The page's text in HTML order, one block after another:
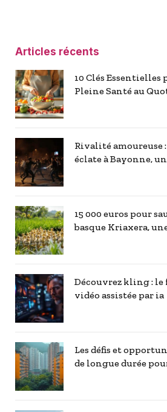
Articles récents
10 Clés Essentielles
Pleine Santé au
Rivalité amoureuse
éclate à Bayonne,
15 000 euros pour
basque Kriaxera,
Découvrez kling :
vidéo assistée par ia
Les défis et
de longue durée